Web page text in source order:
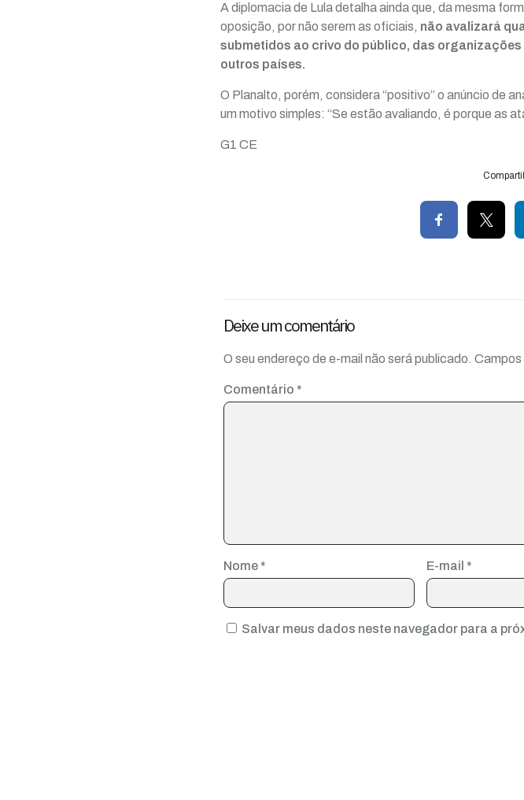
A diplomacia de Lula detalha ainda que, da mesma
oposição, por não serem as oficiais, não avalizará
submetidos ao crivo do público, das
outros países.
O Planalto, porém, considera “positivo” o anúncio de
um motivo simples: “Se estão avaliando, é porque as
G1 CE
Deixe um comentário
O seu endereço de e-mail não será publicado. Campos
Comentário *
Nome * E-mail *
Salvar meus dados neste navegador para a